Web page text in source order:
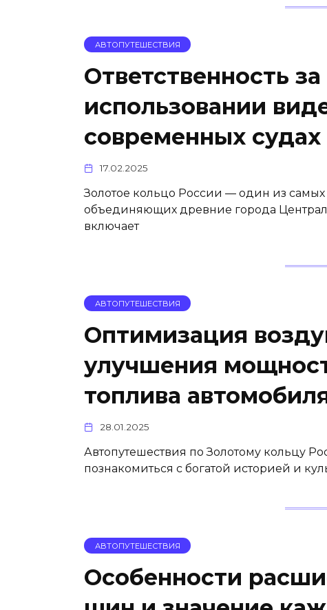
АВТОПУТЕШЕСТВИЯ
Ответственность
использовании
современных судах
17.02.2025
Золотое кольцо России — один из
объединяющих древние города
включает
АВТОПУТЕШЕСТВИЯ
Оптимизация
улучшения
топлива
28.01.2025
Автопутешествия по Золотому кольцу
познакомиться с богатой историей и
АВТОПУТЕШЕСТВИЯ
Особенности